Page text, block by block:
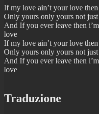
If my love ain’t your love then
Only yours only yours not
And If you ever leave then
love
If my love ain’t your love then
Only yours only yours not
And If you ever leave then
love
Traduzione